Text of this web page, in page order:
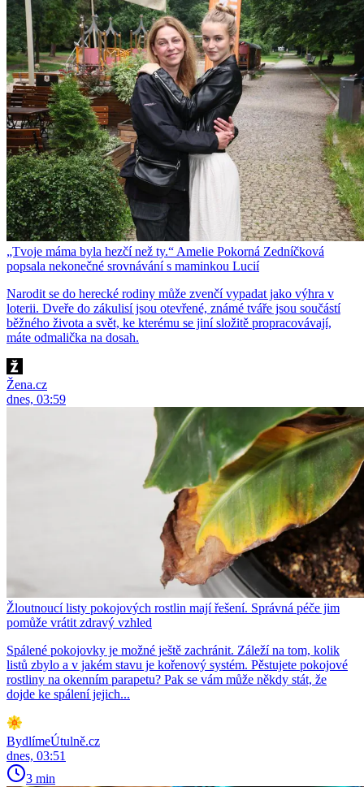
„Tvoje máma byla hezčí než ty.“ Amelie Pokorná Zedníčková
popsala nekonečné srovnávání s maminkou Lucií
Narodit se do herecké rodiny může zvenčí vypadat jako výhra v
loterii. Dveře do zákulisí jsou otevřené, známé tváře jsou součástí
běžného života a svět, ke kterému se jiní složitě propracovávají,
máte odmalička na dosah.
Žena.cz
dnes, 03:59
Žloutnoucí listy pokojových rostlin mají řešení. Správná péče jim
pomůže vrátit zdravý vzhled
Spálené pokojovky je možné ještě zachránit. Záleží na tom, kolik
listů zbylo a v jakém stavu je kořenový systém. Pěstujete pokojové
rostliny na okenním parapetu? Pak se vám může někdy stát, že
dojde ke spálení jejich...
BydlímeÚtulně.cz
dnes, 03:51
3 min